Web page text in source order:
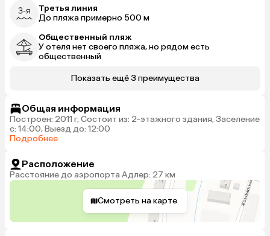
Третья линия
До пляжа примерно 500 м
Общественный пляж
У отеля нет своего пляжа, но рядом есть
общественный
Показать ещё 3 преимущества
Общая информация
Построен: 2011 г, Состоит из: 2-этажного здания, Заселение
с: 14:00, Выезд до: 12:00
Подробнее
Расположение
Расстояние до аэропорта Адлер: 27 км
Смотреть на карте